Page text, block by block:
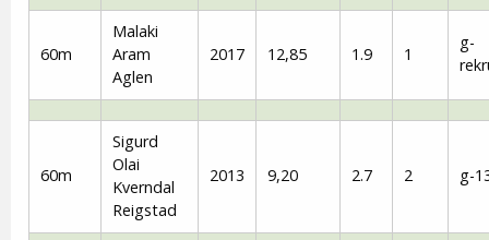
60m
Malaki
Aram
Aglen
2017 12,85 1.9 1
g-
60m
Sigurd
Olai
Kverndal
Reigstad
2013 9,20 2.7 2 g-